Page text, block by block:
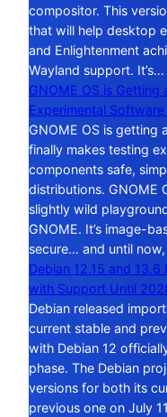
compositor. This
that will help desktop
and Enlightenment
Wayland support.
GNOME OS is Getting
Experimental
GNOME OS is getting
finally makes testing
components safe,
distributions. GNOME
slightly wild
GNOME. It’s image-
secure… and until
Debian 12.15 and 13.6
with Support Until
Debian released
current stable and
with Debian 12
phase. The Debian
versions for both its
previous one on July